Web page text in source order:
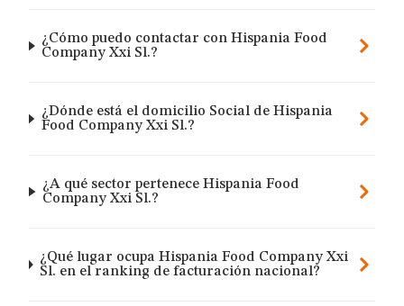
¿Cómo puedo contactar con Hispania Food
Company Xxi Sl.?
¿Dónde está el domicilio Social de Hispania
Food Company Xxi Sl.?
¿A qué sector pertenece Hispania Food
Company Xxi Sl.?
¿Qué lugar ocupa Hispania Food Company Xxi
Sl. en el ranking de facturación nacional?